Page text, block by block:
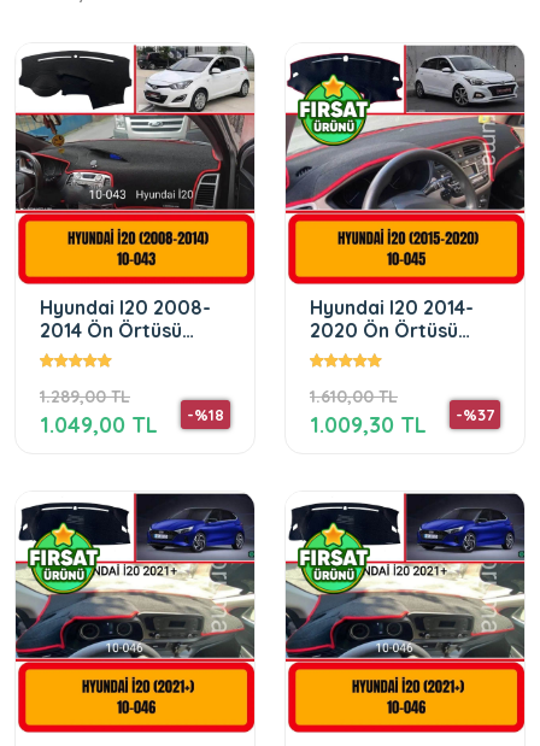
Hyundai I20 2008-
2014 Ön Örtüsü
Göğüs Panel
1.289,00 TL
-%18
1.049,00 TL
Hyundai I20 2014-
2020 Ön Örtüsü
Göğüs Panel
1.610,00 TL
-%37
1.009,30 TL